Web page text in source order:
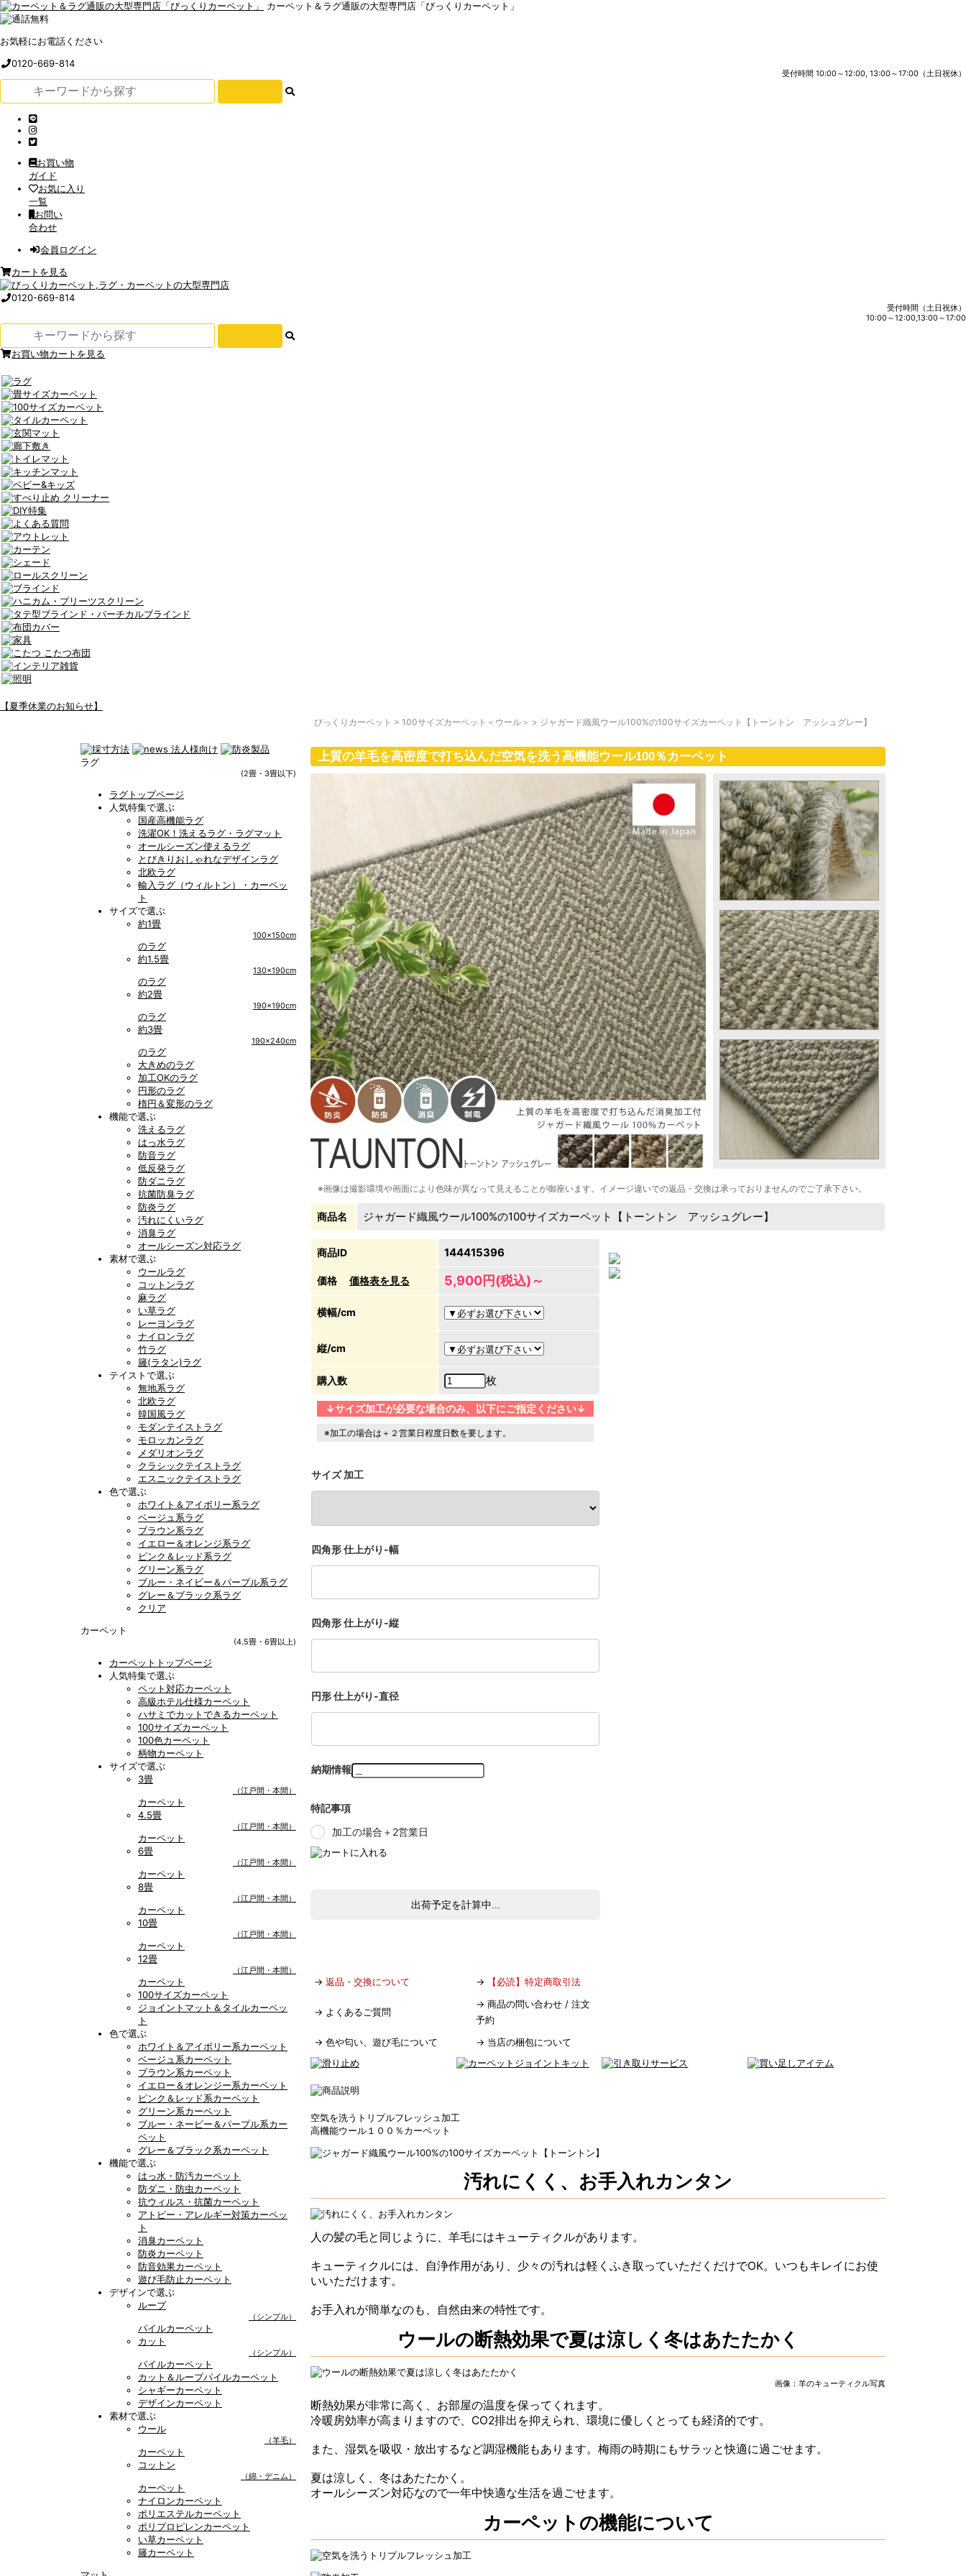
カーペット＆ラグ通販の大型専門店「びっくりカーペット」
お気軽にお電話ください
0120-669-814
受付時間 10:00～12:00, 13:00～17:00（土日祝休）
お買い物
ガイド
お気に入り
一覧
お問い
合わせ
会員ログイン
カートを見る
0120-669-814
受付時間（土日祝休）
10:00～12:00,13:00～17:00
お買い物カートを見る
【夏季休業のお知らせ】
ラグ
(2畳・3畳以下)
ラグトップページ
人気特集で選ぶ
国産高機能ラグ
洗濯OK！洗えるラグ・ラグマット
オールシーズン使えるラグ
とびきりおしゃれなデザインラグ
北欧ラグ
輸入ラグ（ウィルトン）・カーペッ
ト
サイズで選ぶ
約1畳
100x150cm
のラグ
約1.5畳
130x190cm
のラグ
約2畳
190x190cm
のラグ
約3畳
190x240cm
のラグ
大きめのラグ
加工OKのラグ
円形のラグ
楕円＆変形のラグ
機能で選ぶ
洗えるラグ
はっ水ラグ
防音ラグ
低反発ラグ
防ダニラグ
抗菌防臭ラグ
防炎ラグ
汚れにくいラグ
消臭ラグ
オールシーズン対応ラグ
素材で選ぶ
ウールラグ
コットンラグ
麻ラグ
い草ラグ
レーヨンラグ
ナイロンラグ
竹ラグ
籐(ラタン)ラグ
テイストで選ぶ
無地系ラグ
北欧ラグ
韓国風ラグ
モダンテイストラグ
モロッカンラグ
メダリオンラグ
クラシックテイストラグ
エスニックテイストラグ
色で選ぶ
ホワイト＆アイボリー系ラグ
ベージュ系ラグ
ブラウン系ラグ
イエロー＆オレンジ系ラグ
ピンク＆レッド系ラグ
グリーン系ラグ
ブルー・ネイビー＆パープル系ラグ
グレー＆ブラック系ラグ
クリア
カーペット
(4.5畳・6畳以上)
カーペットトップページ
人気特集で選ぶ
ペット対応カーペット
高級ホテル仕様カーペット
ハサミでカットできるカーペット
100サイズカーペット
100色カーペット
柄物カーペット
サイズで選ぶ
3畳
（江戸間・本間）
カーペット
4.5畳
（江戸間・本間）
カーペット
6畳
（江戸間・本間）
カーペット
8畳
（江戸間・本間）
カーペット
10畳
（江戸間・本間）
カーペット
12畳
（江戸間・本間）
カーペット
100サイズカーペット
ジョイントマット＆タイルカーペッ
ト
色で選ぶ
ホワイト＆アイボリー系カーペット
ベージュ系カーペット
ブラウン系カーペット
イエロー＆オレンジー系カーペット
ピンク＆レッド系カーペット
グリーン系カーペット
ブルー・ネービー＆パープル系カー
ペット
グレー＆ブラック系カーペット
機能で選ぶ
はっ水・防汚カーペット
防ダニ・防虫カーペット
抗ウィルス・抗菌カーペット
アトピー・アレルギー対策カーペッ
ト
消臭カーペット
防炎カーペット
防音効果カーペット
遊び毛防止カーペット
デザインで選ぶ
ループ
（シンプル）
パイルカーペット
カット
（シンプル）
パイルカーペット
カット＆ループパイルカーペット
シャギーカーペット
デザインカーペット
素材で選ぶ
ウール
（羊毛）
カーペット
コットン
（綿・デニム）
カーペット
ナイロンカーペット
ポリエステルカーペット
ポリプロピレンカーペット
い草カーペット
籐カーペット
びっくりカーペット > 100サイズカーペット＜ウール＞ > ジャガード織風ウール100%の100サイズカーペット【トーントン アッシュグレー】
上質の羊毛を高密度で打ち込んだ空気を洗う高機能ウール100％カーペット
※画像は撮影環境や画面により色味が異なって見えることが御座います。イメージ違いでの返品・交換は承っておりませんのでご了承下さい。
商品名 ジャガード織風ウール100%の100サイズカーペット【トーントン アッシュグレー】
商品ID 144415396
価格 価格表を見る 5,900円(税込)～
横幅/cm
縦/cm
購入数 枚
↓サイズ加工が必要な場合のみ、以下にご指定ください↓
※加工の場合は＋２営業日程度日数を要します。
サイズ 加工
四角形 仕上がり-幅
四角形 仕上がり-縦
円形 仕上がり-直径
納期情報
特記事項
加工の場合＋2営業日
出荷予定を計算中...
→ 返品・交換について → 【必読】特定商取引法
→ よくあるご質問
→ 商品の問い合わせ / 注文
予約
→ 色や匂い、遊び毛について → 当店の梱包について
空気を洗うトリプルフレッシュ加工
高機能ウール１００％カーペット
汚れにくく、お手入れカンタン
人の髪の毛と同じように、羊毛にはキューティクルがあります。
キューティクルには、自浄作用があり、少々の汚れは軽くふき取っていただくだけでOK。いつもキレイにお使
いいただけます。
お手入れが簡単なのも、自然由来の特性です。
ウールの断熱効果で夏は涼しく冬はあたたかく
画像：羊のキューティクル写真
断熱効果が非常に高く、お部屋の温度を保ってくれます。
冷暖房効率が高まりますので、CO2排出を抑えられ、環境に優しくとっても経済的です。
また、湿気を吸収・放出するなど調湿機能もあります。梅雨の時期にもサラッと快適に過ごせます。
夏は涼しく、冬はあたたかく。
オールシーズン対応なので一年中快適な生活を過ごせます。
カーペットの機能について